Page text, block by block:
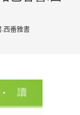
西番雅書